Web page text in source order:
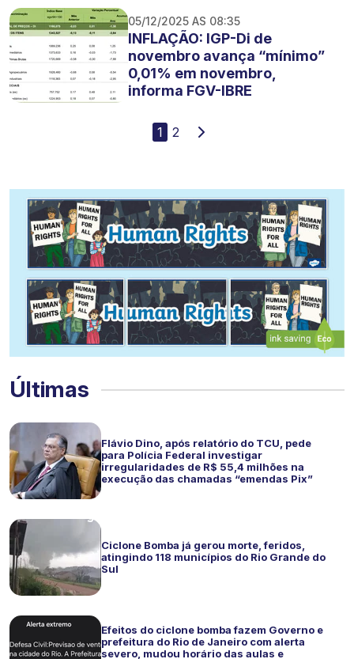
05/12/2025 AS 08:35
INFLAÇÃO: IGP-Di de
novembro avança “mínimo”
0,01% em novembro,
informa FGV-IBRE
1 2
Últimas
Flávio Dino, após relatório do TCU, pede
para Polícia Federal investigar
irregularidades de R$ 55,4 milhões na
execução das chamadas “emendas Pix”
Ciclone Bomba já gerou morte, feridos,
atingindo 118 municípios do Rio Grande do
Sul
Efeitos do ciclone bomba fazem Governo e
prefeitura do Rio de Janeiro com alerta
severo, mudou horário das aulas e